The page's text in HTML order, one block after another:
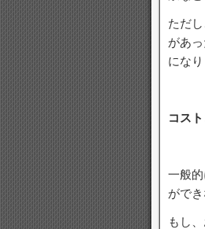
ただ
があ
になり
コス
一般
がで
もし